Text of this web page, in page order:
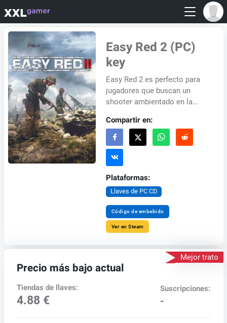
Easy Red 2 (PC)
key
Easy Red 2 es perfecto para
jugadores que buscan un
shooter ambientado en la
centrado en simulaciones de
armas realistas, preci...
Compartir en:
Plataformas:
Llaves de PC CD
Código de embebido
Ver en Steam
Mejor trato
Precio más bajo actual
Tiendas de llaves:
4.88 €
Suscripciones:
-